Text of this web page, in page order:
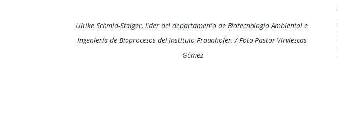
Ulrike Schmid-Staiger, líder del departamento de Biotecnología Ambiental e
Ingeniería de Bioprocesos del Instituto Fraunhofer. / Foto Pastor Virviescas
Gómez